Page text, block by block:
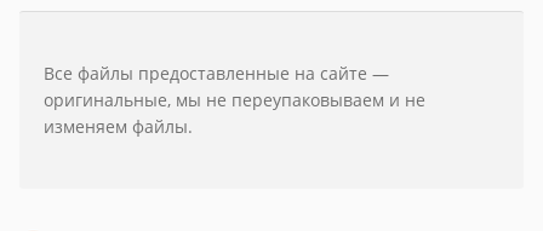
Все файлы предоставленные на сайте —
оригинальные, мы не переупаковываем и не
изменяем файлы.